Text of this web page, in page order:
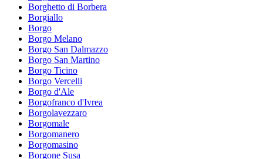
Borghetto di Borbera
Borgiallo
Borgo
Borgo Melano
Borgo San Dalmazzo
Borgo San Martino
Borgo Ticino
Borgo Vercelli
Borgo d'Ale
Borgofranco d'Ivrea
Borgolavezzaro
Borgomale
Borgomanero
Borgomasino
Borgone Susa